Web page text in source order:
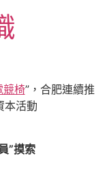
競椅”，合肥連續推
本活動
”摸索